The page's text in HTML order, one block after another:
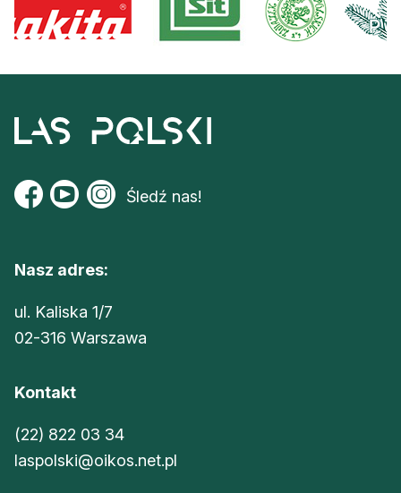
Śledź nas!
Nasz adres:
ul. Kaliska 1/7
02-316 Warszawa
Kontakt
(22) 822 03 34
laspolski@oikos.net.pl